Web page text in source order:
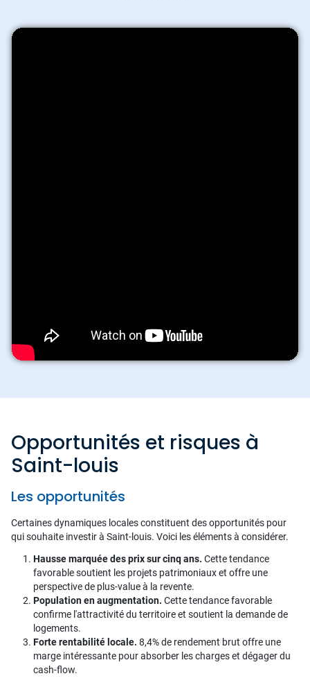
Opportunités et risques à
Saint-louis
Les opportunités
Certaines dynamiques locales constituent des opportunités pour
qui souhaite investir à Saint-louis. Voici les éléments à considérer.
Hausse marquée des prix sur cinq ans. Cette tendance
favorable soutient les projets patrimoniaux et offre une
perspective de plus-value à la revente.
Population en augmentation. Cette tendance favorable
confirme l'attractivité du territoire et soutient la demande de
logements.
Forte rentabilité locale. 8,4% de rendement brut offre une
marge intéressante pour absorber les charges et dégager du
cash-flow.